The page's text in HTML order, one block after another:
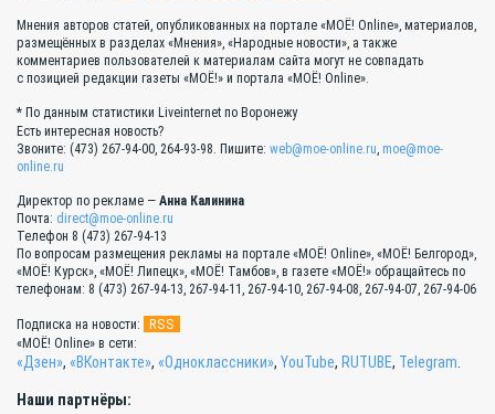
Мнения авторов статей, опубликованных на портале «МОЁ! Online», материалов,
размещённых в разделах «Мнения», «Народные новости», а также
комментариев пользователей к материалам сайта могут не совпадать
с позицией редакции газеты «МОЁ!» и портала «МОЁ! Online».
* По данным статистики Liveinternet по Воронежу
Есть интересная новость?
Звоните: (473) 267-94-00, 264-93-98. Пишите: web@moe-online.ru, moe@moe-
online.ru
Директор по рекламе — Анна Калинина
Почта: direct@moe-online.ru
Телефон 8 (473) 267-94-13
По вопросам размещения рекламы на портале «МОЁ! Online», «МОЁ! Белгород»,
«МОЁ! Курск», «МОЁ! Липецк», «МОЁ! Тамбов», в газете «МОЁ!» обращайтесь по
телефонам: 8 (473) 267-94-13, 267-94-11, 267-94-10, 267-94-08, 267-94-07, 267-94-06
Подписка на новости: RSS
«МОЁ! Online» в сети:
«Дзен», «ВКонтакте», «Одноклассники», YouTube, RUTUBE, Telegram
Наши партнёры: